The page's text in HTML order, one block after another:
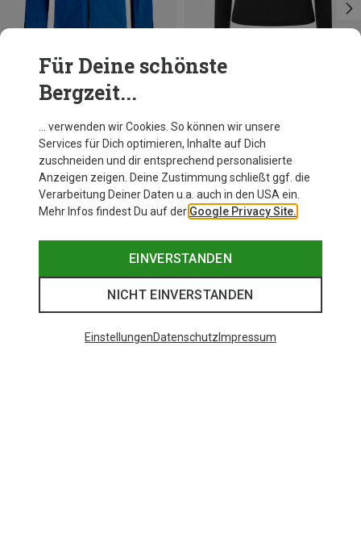
Du sparst 10%
Für Deine schönste
Bergzeit...
… verwenden wir Cookies. So können wir unsere
Services für Dich optimieren, Inhalte auf Dich
zuschneiden und dir entsprechend personalisierte
Anzeigen zeigen. Deine Zustimmung schließt ggf. die
Verarbeitung Deiner Daten u.a. auch in den USA ein.
Mehr Infos findest Du auf der Google Privacy Site.
EINVERSTANDEN
NICHT EINVERSTANDEN
EinstellungenDatenschutz Impressum